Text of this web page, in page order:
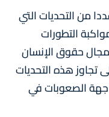
من التحديات التي
التطورات
حقوق الإنسان
تجاوز هذه التحديات
الصعوبات في